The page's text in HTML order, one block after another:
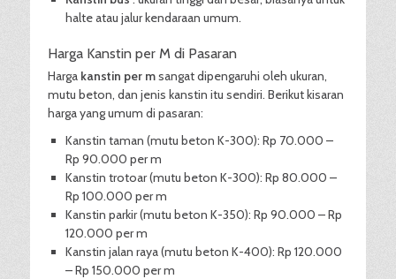
halte atau jalur kendaraan umum.
Harga Kanstin per M di Pasaran
Harga kanstin per msangat dipengaruhi oleh ukuran,
mutu beton, dan jenis kanstin itu sendiri. Berikut kisaran
harga yang umum di pasaran:
Kanstin taman (mutu beton K-300): Rp 70.000 –
Rp 90.000 per m
Kanstin trotoar (mutu beton K-300): Rp 80.000 –
Rp 100.000 per m
Kanstin parkir (mutu beton K-350): Rp 90.000 – Rp
120.000 per m
Kanstin jalan raya (mutu beton K-400): Rp 120.000
– Rp 150.000 per m